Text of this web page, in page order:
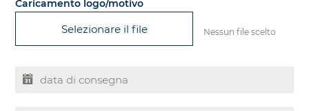
Caricamento logo/motivo
Selezionare il file Nessun file scelto